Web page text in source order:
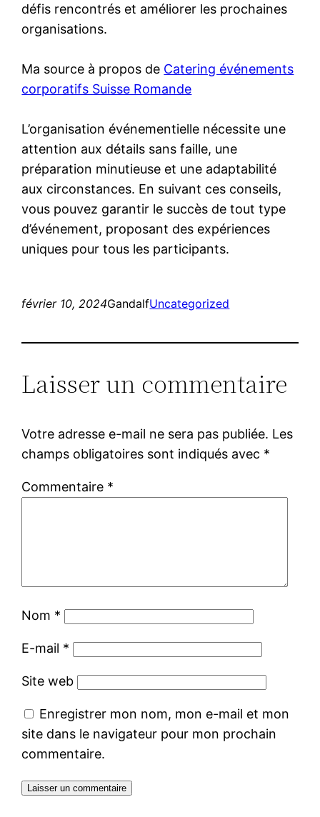
défis rencontrés et améliorer les prochaines
organisations.
Ma source à propos de Catering événements
corporatifs Suisse Romande
L’organisation événementielle nécessite une
attention aux détails sans faille, une
préparation minutieuse et une adaptabilité
aux circonstances. En suivant ces conseils,
vous pouvez garantir le succès de tout type
d’événement, proposant des expériences
uniques pour tous les participants.
février 10, 2024GandalfUncategorized
Laisser un commentaire
Votre adresse e-mail ne sera pas publiée. Les
champs obligatoires sont indiqués avec *
Commentaire *
Nom *
E-mail *
Site web
Enregistrer mon nom, mon e-mail et mon
site dans le navigateur pour mon prochain
commentaire.